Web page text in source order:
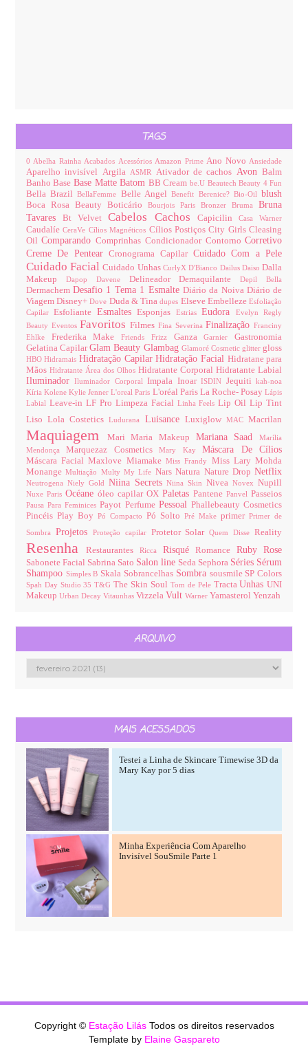
TAGS
0 Abelha Rainha Acabados Acessórios Amazon Prime Ano NovoAnsiedade
Aparelho invisível ArgilaASMR Ativador de cachos AvonBalm
BanhoBase Base MatteBatom BB Cream be.U BeautechBeauty 4 Fun
Bella BrazilBellaFemme Belle AngelBenefit Berenice? Bio-Oil blush
Boca Rosa Beauty BoticárioBourjois ParisBronzerBruma Bruna
Tavares Bt VelvetCabelos Cachos CapicilinCasa Warner
CaudalíeCeraVe Cílios Magnéticos Cílios PostiçosCity GirlsCleasing
OilComparandoComprinhas Condicionador ContornoCorretivo
Creme De PentearCronograma Capilar Cuidado Com a Pele
Cuidado FacialCuidado UnhasCurlyXD'Bianco Dailus DaisoDalla
Makeup
Dapop Davene DelineadorDemaquilanteDepil Bella
DermachemDesafio 1 Tema 1 Esmalte Diário da Noiva Diário de
ViagemDisney+Dove Duda & Tinadupes ElseveEmbellezeEsfoliação
CapilarEsfoliante EsmaltesEsponjas Estrias Eudora
Evelyn Regly
Beauty Eventos FavoritosFilmes Fina Severina FinalizaçãoFranciny
Ehlke Frederika MakeFriends Frizz GanzaGarnierGastronomia
Gelatina CapilarGlam Beauty Glambag Glamoré Cosmeticglitter gloss
HBOHidramais Hidratação CapilarHidratação Facial Hidratane para
Mãos Hidratante Área dos OlhosHidratante CorporalHidratante Labial
IluminadorIluminador CorporalImpala InoarISDIN Jequitikah-noa
Kíria KoleneKylie JennerL'oreal Paris L'oréal Paris La Roche- PosayLápis
Labial Leave-in LF Pro Limpeza Facial Linha FeelsLip OilLip Tint
Liso Lola CosteticsLudurana Luisance LuxiglowMACMacrilan
Maquiagem Mari Maria Makeup Mariana SaadMarília
MendonçaMarquezaz CosmeticsMary Kay Máscara De Cílios
Máscara FacialMaxlove MiamakeMiss Frandy Miss LaryMohda
MonangeMultiação Multy My Life NarsNatura Nature DropNetflix
Neutrogena Niely Gold Niina SecretsNiina SkinNiveaNovexNupill
Nuxe Paris Océane óleo capilarOXPaletasPantenePanvelPasseios
Pausa Para FeminicesPayot Perfume PessoalPhallebeauty Cosmetics
Pincéis Play Boy Pó Compacto Pó SoltoPré MakeprimerPrimer de
Sombra Projetos Proteção capilar Protetor SolarQuem DisseReality
ResenhaRestaurantes Ricca RisquéRomance Ruby Rose
Sabonete Facial Sabrina Sato Salon line Seda Sephora Séries Sérum
Shampoo Simples B Skala Sobrancelhas Sombra sousmile SP Colors
Spah Day Studio 35T&GThe Skin Soul Tom de Pele TractaUnhasUNI
Makeup Urban Decay Vitaunhas Vizzela Vult Warner Yamasterol Yenzah
ARQUIVO
MAIS ACESSADOS
Testei a Linha de Skincare Timewise 3D da
Mary Kay por 5 dias
Minha Experiência Com Aparelho
Invisível SouSmile Parte 1
Copyright © Estação Lilás Todos os direitos reservados
Template by Elaine Gaspareto